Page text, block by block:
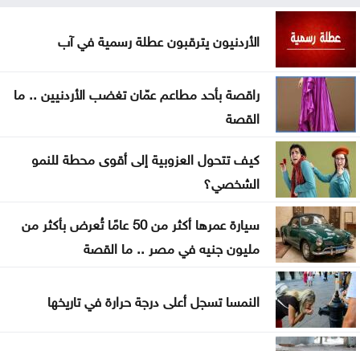
القطاع المالي
بغداد والرياض تبحثان التنسيق الأمني وتطورات
المنطقة
واشنطن: اتفاق مرتقب لإعادة فتح مضيق هرمز خلال
الساعات المقبلة
مُسيرة أوكرانية تستهدف مبنى سكنيا وتودي بحياة
شخصين في القرم
نائب أردوغان: اتفاقية مكة للدفاع المشترك خطوة
تاريخية لتعزيز أمن المنطقة
أمانة عمّان تحيل عطاء محطة الباص السريع إلى مقاول
محلي
الأردنيون يترقبون عطلة رسمية في آب
راقصة بأحد مطاعم عمّان تغضب الأردنيين .. ما
القصة
كيف تتحول العزوبية إلى أقوى محطة للنمو
الشخصي؟
سيارة عمرها أكثر من 50 عامًا تُعرض بأكثر من
مليون جنيه في مصر .. ما القصة
النمسا تسجل أعلى درجة حرارة في تاريخها